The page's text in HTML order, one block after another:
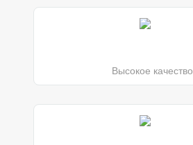
Высокое качество